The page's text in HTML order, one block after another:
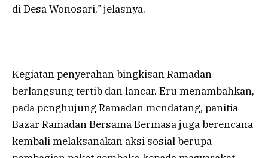
di Desa Wonosari,” jelasnya.
Kegiatan penyerahan bingkisan Ramadan
berlangsung tertib dan lancar. Eru menambahkan,
pada penghujung Ramadan mendatang, panitia
Bazar Ramadan Bersama Bermasa juga berencana
kembali melaksanakan aksi sosial berupa